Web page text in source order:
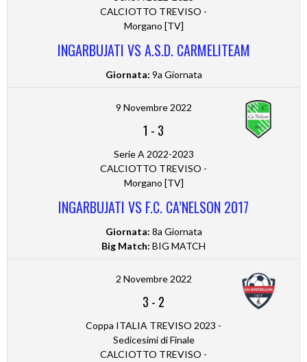
CALCIOTTO TREVISO -
Morgano [TV]
INGARBUJATI VS A.S.D. CARMELITEAM
Giornata: 9a Giornata
9 Novembre 2022
1 - 3
Serie A 2022-2023
CALCIOTTO TREVISO -
Morgano [TV]
INGARBUJATI VS F.C. CA’NELSON 2017
Giornata: 8a Giornata
Big Match: BIG MATCH
2 Novembre 2022
3 - 2
Coppa ITALIA TREVISO 2023 -
Sedicesimi di Finale
CALCIOTTO TREVISO -